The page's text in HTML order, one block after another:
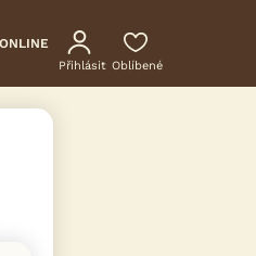
Přihlásit Oblíbené